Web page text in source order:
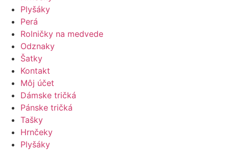
Plyšáky
Perá
Rolničky na medvede
Odznaky
Šatky
Kontakt
Môj účet
Dámske tričká
Pánske tričká
Tašky
Hrnčeky
Plyšáky